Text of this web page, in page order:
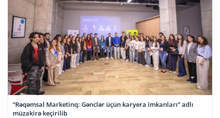
“Rəqəmsal Marketinq: Gənclər üçün karyera imkanları” adlı
müzakirə keçirilib